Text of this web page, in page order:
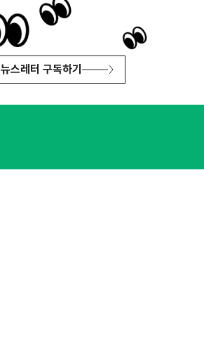
뉴스레터 구독하기